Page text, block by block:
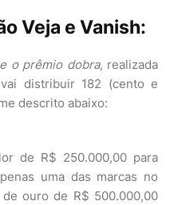
Veja e Vanish:
o prêmio dobra, realizada
vai distribuir 182 (cento e
descrito abaixo:
de R$ 250.000,00 para
uma das marcas no
ouro de R$ 500.000,00